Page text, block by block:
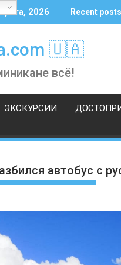
2026 Recent posts
🇺🇦
всё!
ЭКСКУРСИИ
автобус с